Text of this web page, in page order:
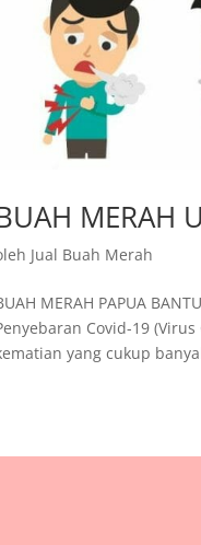
MERAH
Jual Buah Merah
MERAH PAPUA
Covid-19
yang cukup